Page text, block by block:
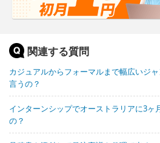
関連する質問
カジュアルからフォーマルまで幅広いジ
言うの？
インターンシップでオーストラリアに3ヶ
の？